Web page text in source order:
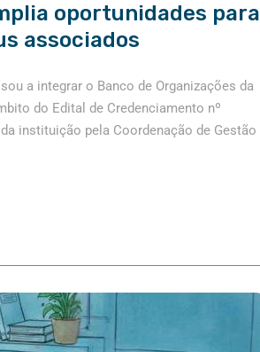
oportunidades para
associados
a integrar o Banco de Organizações da
do Edital de Credenciamento nº
instituição pela Coordenação de Gestão